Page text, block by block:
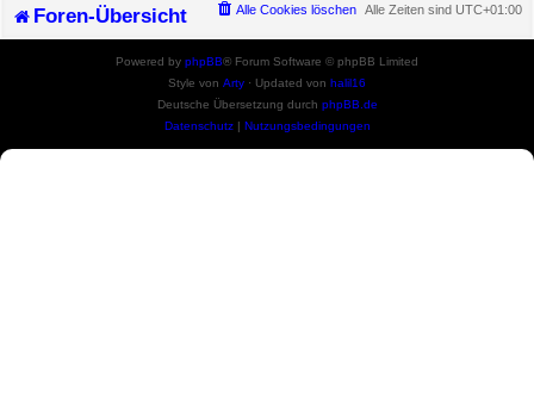
Foren-Übersicht Alle Zeiten sind UTC+01:00
Alle Cookies löschen
Powered by phpBB® Forum Software © phpBB Limited
Style von Arty · Updated von halil16
Deutsche Übersetzung durch phpBB.de
Datenschutz| Nutzungsbedingungen